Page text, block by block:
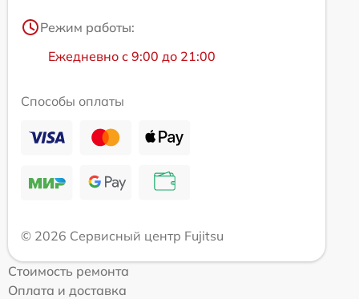
Режим работы:
Ежедневно с 9:00 до 21:00
Способы оплаты
© 2026 Сервисный центр Fujitsu
Стоимость ремонта
Оплата и доставка